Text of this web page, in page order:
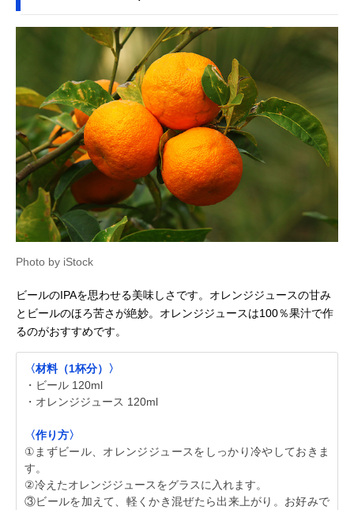
Photo by iStock
ビールのIPAを思わせる美味しさです。オレンジジュースの甘み
とビールのほろ苦さが絶妙。オレンジジュースは100％果汁で作
るのがおすすめです。
〈材料（1杯分）〉
・ビール 120ml
・オレンジジュース 120ml
〈作り方〉
①まずビール、オレンジジュースをしっかり冷やしておきま
す。
②冷えたオレンジジュースをグラスに入れます。
③ビールを加えて、軽くかき混ぜたら出来上がり。お好みで